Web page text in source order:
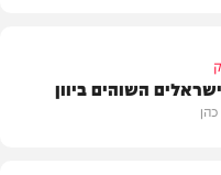
השוהים ביוון